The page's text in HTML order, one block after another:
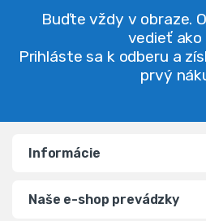
Buďte vždy v obraze.
vedieť ako
Prihláste sa k odberu a
prvý
Informácie
Naše e-shop prevádzky